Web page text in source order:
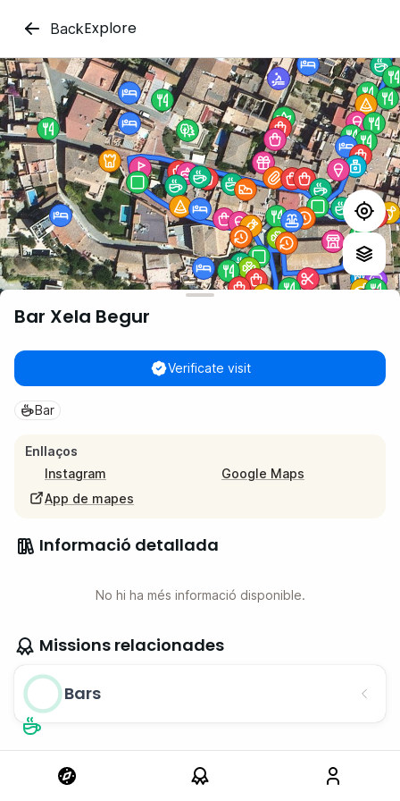
BackExplore
Bar Xela Begur
Verificate visit
Bar
Enllaços
Instagram
Google Maps
App de mapes
Informació detallada
No hi ha més informació disponible.
Missions relacionades
Bars